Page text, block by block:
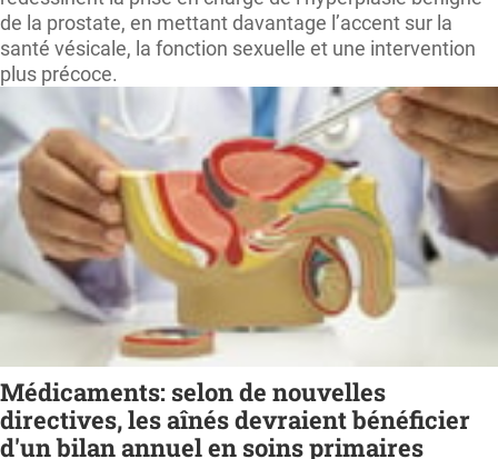
de la prostate, en mettant davantage l’accent sur la
santé vésicale, la fonction sexuelle et une intervention
plus précoce.
Médicaments: selon de nouvelles
directives, les aînés devraient bénéficier
d'un bilan annuel en soins primaires